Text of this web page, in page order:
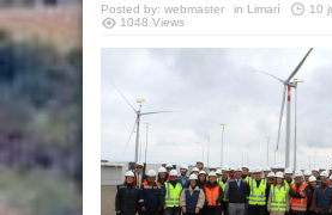
Posted by: webmaster in Limarí 10
1048 Views